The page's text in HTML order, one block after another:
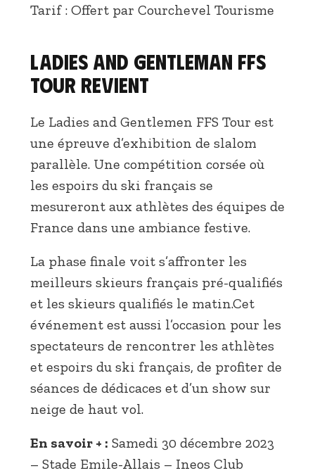
Tarif : Offert par Courchevel Tourisme
Ladies and Gentleman FFS
Tour revient
Le Ladies and Gentlemen FFS Tour est
une épreuve d’exhibition de slalom
parallèle. Une compétition corsée où
les espoirs du ski français se
mesureront aux athlètes des équipes de
France dans une ambiance festive.
La phase finale voit s’affronter les
meilleurs skieurs français pré-qualifiés
et les skieurs qualifiés le matin.Cet
événement est aussi l’occasion pour les
spectateurs de rencontrer les athlètes
et espoirs du ski français, de profiter de
séances de dédicaces et d’un show sur
neige de haut vol.
En savoir + : Samedi 30 décembre 2023
– Stade Emile-Allais – Ineos Club